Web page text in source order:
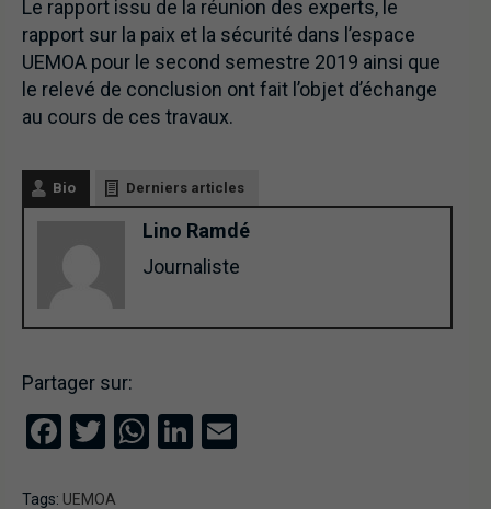
Le rapport issu de la réunion des experts, le
rapport sur la paix et la sécurité dans l’espace
UEMOA pour le second semestre 2019 ainsi que
le relevé de conclusion ont fait l’objet d’échange
au cours de ces travaux.
Bio Derniers articles
Lino Ramdé
Journaliste
Partager sur:
Facebook
Twitter
WhatsApp
LinkedIn
Tags: UEMOA